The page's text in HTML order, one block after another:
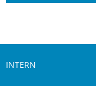
INTERN